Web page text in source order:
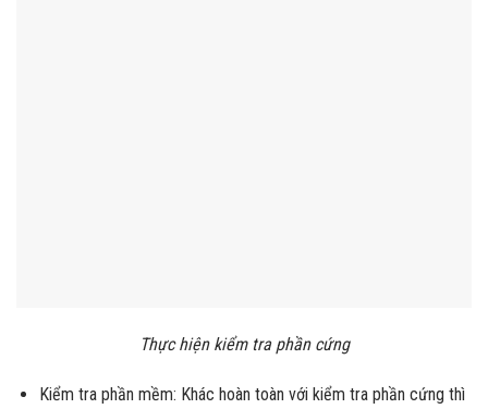
Thực hiện kiểm tra phần cứng
Kiểm tra phần mềm: Khác hoàn toàn với kiểm tra phần cứng thì